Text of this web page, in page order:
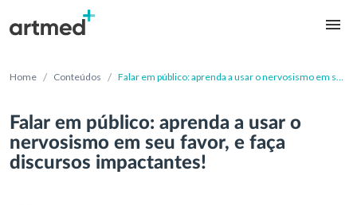
Home / Conteúdos / Falar em público: aprenda a usar o nervosismo em seu
Falar em público: aprenda a usar o
nervosismo em seu favor, e faça
discursos impactantes!